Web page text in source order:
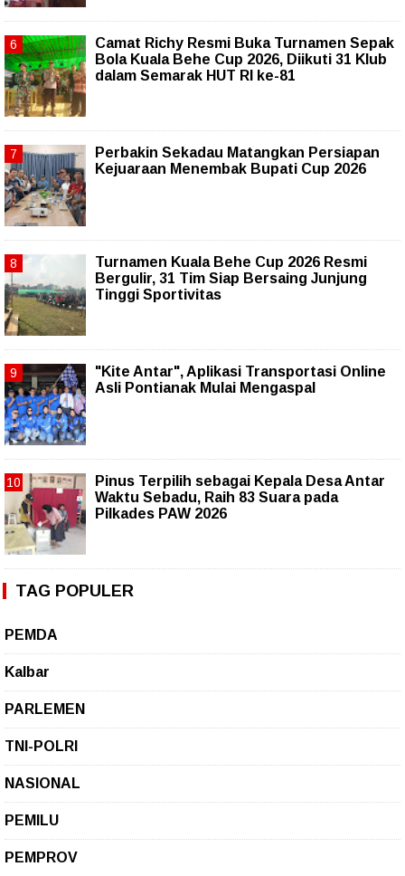
Camat Richy Resmi Buka Turnamen Sepak
Bola Kuala Behe Cup 2026, Diikuti 31 Klub
dalam Semarak HUT RI ke-81
Perbakin Sekadau Matangkan Persiapan
Kejuaraan Menembak Bupati Cup 2026
Turnamen Kuala Behe Cup 2026 Resmi
Bergulir, 31 Tim Siap Bersaing Junjung
Tinggi Sportivitas
"Kite Antar", Aplikasi Transportasi Online
Asli Pontianak Mulai Mengaspal
Pinus Terpilih sebagai Kepala Desa Antar
Waktu Sebadu, Raih 83 Suara pada
Pilkades PAW 2026
TAG POPULER
PEMDA
Kalbar
PARLEMEN
TNI-POLRI
NASIONAL
PEMILU
PEMPROV